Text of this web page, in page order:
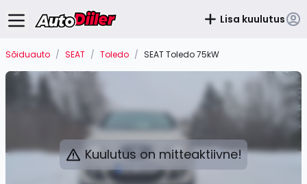
Lisa kuulutus
Sõiduauto / SEAT / Toledo / SEAT Toledo 75kW
Kuulutus on mitteaktiivne!